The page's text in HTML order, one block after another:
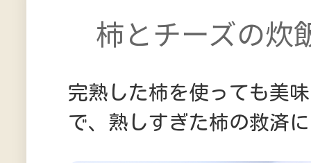
柿とチーズの炊
完熟した柿を使っても美
で、熟しすぎた柿の救済